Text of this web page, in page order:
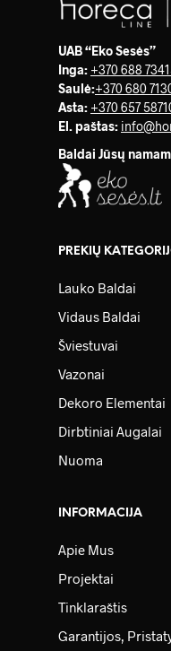
UAB “Eko Sesės”
Inga: +370 688
Saulė:+370 680
Asta: +370 657
El. paštas:
Baldai Jūsų
PREKIŲ
Lauko Baldai
Vidaus Baldai
Šviestuvai
Vazonai
Dekoro Elementai
Dirbtiniai Augalai
Nuoma
INFORMACIJA
Apie Mus
Projektai
Tinklaraštis
Garantijos,